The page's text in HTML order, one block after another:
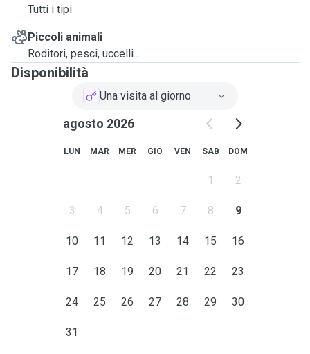
Tutti i tipi
Piccoli animali
Roditori, pesci, uccelli...
Disponibilità
Una visita al giorno
agosto 2026
LUN MAR MER GIO VEN SAB DOM
1 2
3 4 5 6 7 8 9
10 11 12 13 14 15 16
17 18 19 20 21 22 23
24 25 26 27 28 29 30
31